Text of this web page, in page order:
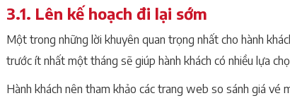
3.1. Lên kế hoạch đi lại sớm
Một trong những lời khuyên quan trọng nhất cho hành
trước ít nhất một tháng sẽ giúp hành khách có nhiều lựa
Hành khách nên tham khảo các trang web so sánh giá vé